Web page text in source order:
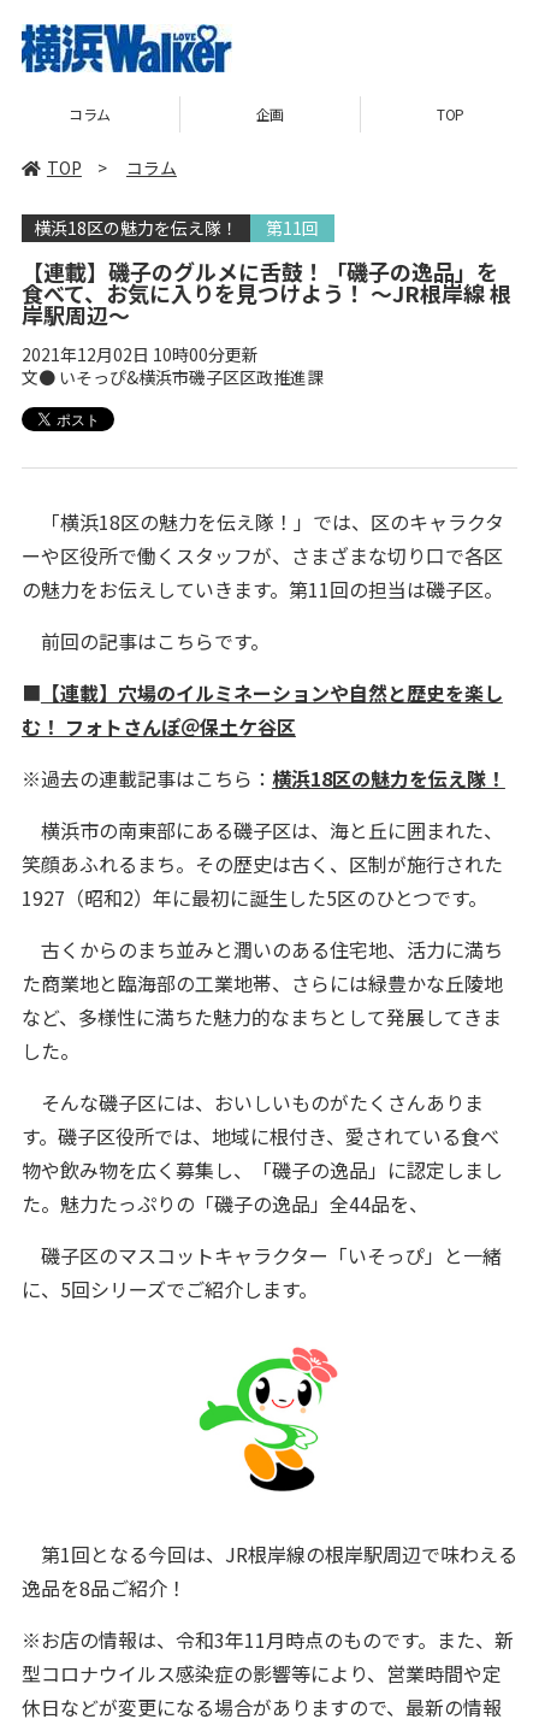
コラム 企画 TOP
TOP > コラム
横浜18区の魅力を伝え隊！ 第11回
【連載】磯子のグルメに舌鼓！「磯子の逸品」を
食べて、お気に入りを見つけよう！ ～JR根岸線 根
岸駅周辺～
2021年12月02日 10時00分更新
文● いそっぴ&横浜市磯子区区政推進課
「横浜18区の魅力を伝え隊！」では、区のキャラクタ
ーや区役所で働くスタッフが、さまざまな切り口で各区
の魅力をお伝えしていきます。第11回の担当は磯子区。
前回の記事はこちらです。
■ 【連載】穴場のイルミネーションや自然と歴史を楽し
む！ フォトさんぽ＠保土ケ谷区
※過去の連載記事はこちら： 横浜18区の魅力を伝え隊！
横浜市の南東部にある磯子区は、海と丘に囲まれた、
笑顔あふれるまち。その歴史は古く、区制が施行された
1927（昭和2）年に最初に誕生した5区のひとつです。
古くからのまち並みと潤いのある住宅地、活力に満ち
た商業地と臨海部の工業地帯、さらには緑豊かな丘陵地
など、多様性に満ちた魅力的なまちとして発展してきま
した。
そんな磯子区には、おいしいものがたくさんありま
す。磯子区役所では、地域に根付き、愛されている食べ
物や飲み物を広く募集し、「磯子の逸品」に認定しまし
た。魅力たっぷりの「磯子の逸品」全44品を、
磯子区のマスコットキャラクター「いそっぴ」と一緒
に、5回シリーズでご紹介します。
第1回となる今回は、JR根岸線の根岸駅周辺で味わえる
逸品を8品ご紹介！
※お店の情報は、令和3年11月時点のものです。また、新
型コロナウイルス感染症の影響等により、営業時間や定
休日などが変更になる場合がありますので、最新の情報